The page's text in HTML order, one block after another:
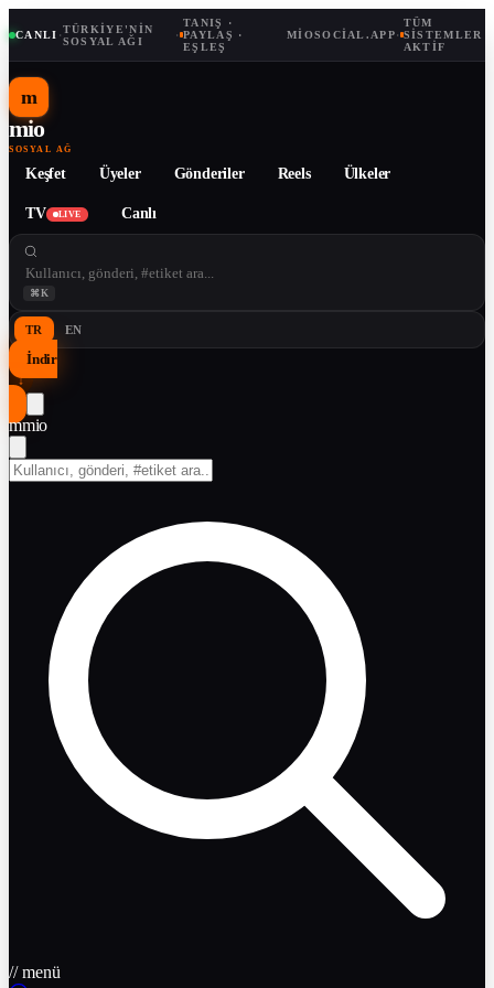
CANLI ·TÜRKIYE'NIN
SOSYAL AĞI
·
TANIŞ ·
PAYLAŞ ·
EŞLEŞ
MIOSOCIAL.APP·
TÜM
SISTEMLER
AKTIF
m
mio
SOSYAL AĞ
Keşfet Üyeler Gönderiler Reels Ülkeler
TV LIVE Canlı
⌘K
TR EN
İndir
↓
mmio
// menü